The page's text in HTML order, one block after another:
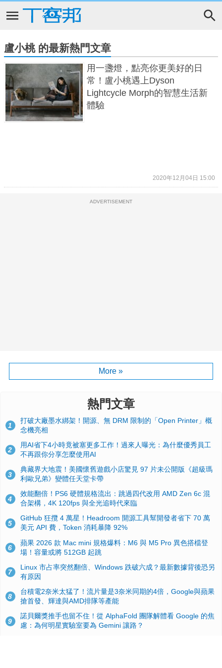
盧小桃 的最新熱門文章
用一盞燈，點亮你更美好的日
常！盧小桃遇上Dyson
Lightcycle Morph的智慧生活新
體驗
2020年12月04日 15:00
ADVERTISEMENT
More »
熱門文章
1
打破大廠墨水綁架！開源、無 DRM 限制的「Open Printer」概
念機亮相
2
用AI省下4小時竟被塞更多工作！過來人曝光：為什麼優秀員工
不再跟你分享怎麼使用AI
3
典藏界大地震！美國懷舊遊戲小店驚見 97 片未公開版《超級瑪
利歐兄弟》變體任天堂卡帶
4
效能翻倍！PS6 硬體規格流出：跳過四代改用 AMD Zen 6c 混
合架構，4K 120fps 與全光追時代來臨
5
GitHub 狂攬 4 萬星！Headroom 開源工具幫開發者省下 70 萬
美元 API 費，Token 消耗暴降 92%
6
蘋果 2026 款 Mac mini 規格爆料：M6 與 M5 Pro 異色搭檔登
場！容量或將 512GB 起跳
7
Linux 市占率突然翻倍、Windows 跌破六成？最新數據背後恐另
有原因
8
台積電2奈米太猛了！流片量是3奈米同期的4倍，Google與蘋果
搶首發、輝達與AMD排隊等產能
9
諾貝爾獎推手也留不住！從 AlphaFold 團隊解體看 Google 的焦
慮：為何明星實驗室要為 Gemini 讓路？